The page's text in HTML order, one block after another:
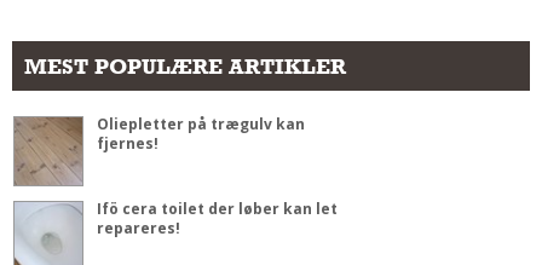
MEST POPULÆRE ARTIKLER
Oliepletter på trægulv kan
fjernes!
Ifö cera toilet der løber kan let
repareres!